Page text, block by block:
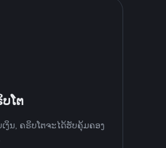
ໂຕ
ງິນ, ຄຣິບໂຕຈະໄດ້ຮັບຄຸ້ມຄອງ